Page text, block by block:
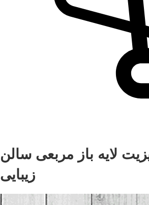
لایه باز مربعی سالن
زیبایی